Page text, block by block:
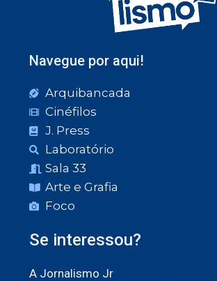
Navegue por aqui!
Arquibancada
Cinéfilos
J. Press
Laboratório
Sala 33
Arte e Grafia
Foco
Se interessou?
A Jornalismo Jr